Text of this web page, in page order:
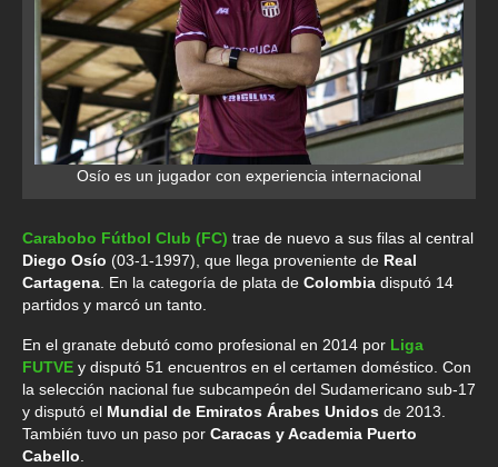
Osío es un jugador con experiencia internacional
Carabobo Fútbol Club (FC) trae de nuevo a sus filas al central
Diego Osío (03-1-1997), que llega proveniente de Real
Cartagena . En la categoría de plata de Colombia disputó 14
partidos y marcó un tanto.
En el granate debutó como profesional en 2014 por Liga
FUTVE y disputó 51 encuentros en el certamen doméstico. Con
la selección nacional fue subcampeón del Sudamericano sub-17
y disputó el Mundial de Emiratos Árabes Unidos de 2013.
También tuvo un paso por Caracas y Academia Puerto
Cabello